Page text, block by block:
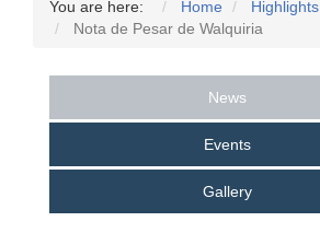
You are here: Home Highlights
Nota de Pesar de Walquiria
News
Events
Gallery